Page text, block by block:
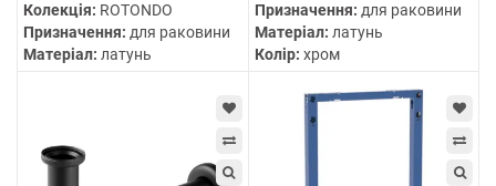
Колекція: ROTONDO
Призначення: для раковини
Матеріал: латунь
Призначення: для раковини
Матеріал: латунь
Колір: хром